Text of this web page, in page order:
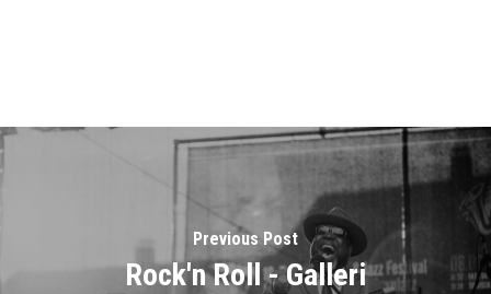
Previous Post
Rock'n Roll - Galleri